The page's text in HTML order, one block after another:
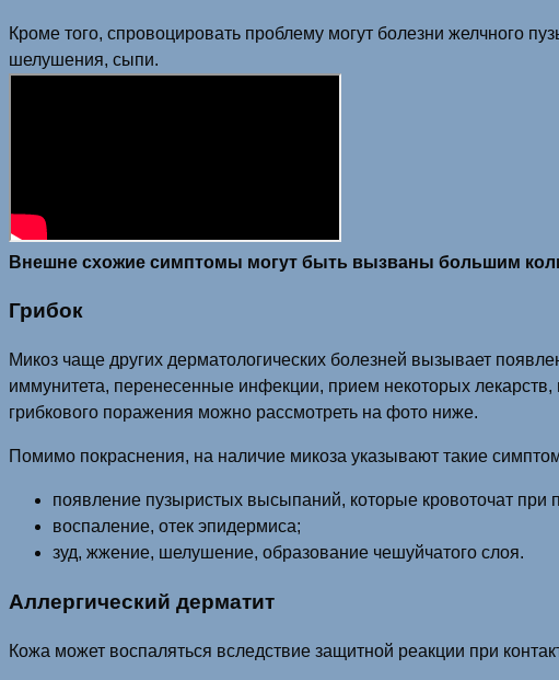
Кроме того, спровоцировать проблему могут болезни желчного
шелушения, сыпи.
Внешне схожие симптомы могут быть вызваны большим
Грибок
Микоз чаще других дерматологических болезней вызывает
иммунитета, перенесенные инфекции, прием некоторых
грибкового поражения можно рассмотреть на фото ниже.
Помимо покраснения, на наличие микоза указывают такие
появление пузыристых высыпаний, которые кровоточат при
воспаление, отек эпидермиса;
зуд, жжение, шелушение, образование чешуйчатого слоя.
Аллергический дерматит
Кожа может воспаляться вследствие защитной реакции при